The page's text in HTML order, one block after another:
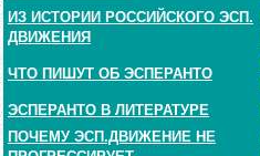
ИЗ ИСТОРИИ РОССИЙСКОГО ЭСП.
ДВИЖЕНИЯ
ЧТО ПИШУТ ОБ ЭСПЕРАНТО
ЭСПЕРАНТО В ЛИТЕРАТУРЕ
ПОЧЕМУ ЭСП.ДВИЖЕНИЕ НЕ